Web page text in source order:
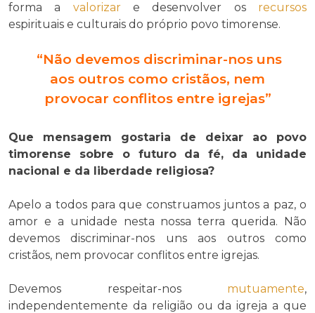
forma a valorizare desenvolver os recursos
espirituais e culturais do próprio povo timorense.
“Não devemos discriminar-nos uns
aos outros como cristãos, nem
provocar conflitos entre igrejas”
Que mensagem gostaria de deixar ao povo
timorense sobre o futuro da fé, da unidade
nacional e da liberdade religiosa?
Apelo a todos para que construamos juntos a paz, o
amor e a unidade nesta nossa terra querida. Não
devemos discriminar-nos uns aos outros como
cristãos, nem provocar conflitos entre igrejas.
Devemos respeitar-nos mutuamente,
independentemente da religião ou da igreja a que